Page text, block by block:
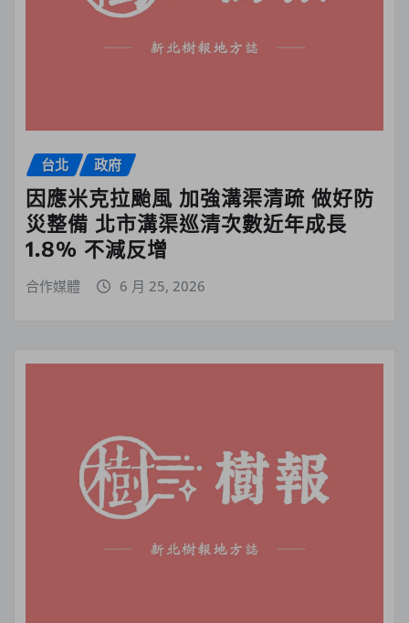
台北 政府
因應米克拉颱風 加強溝渠清疏 做好防
災整備 北市溝渠巡清次數近年成長
1.8% 不減反增
合作媒體 6 月 25, 2026